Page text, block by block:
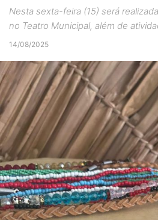
Nesta sexta-feira (15) será
no Teatro Municipal, além de
14/08/2025